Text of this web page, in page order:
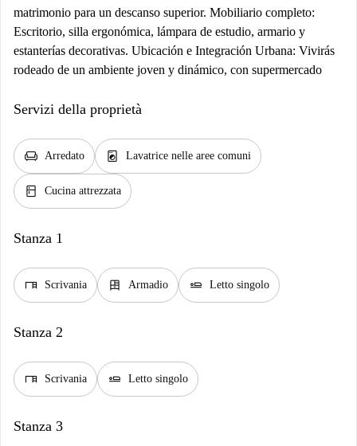
matrimonio para un descanso superior. Mobiliario completo:
Escritorio, silla ergonómica, lámpara de estudio, armario y
estanterías decorativas. Ubicación e Integración Urbana: Vivirás
rodeado de un ambiente joven y dinámico, con supermercado
Servizi della proprietà
chair Arredato local_laundry_service Lavatrice nelle aree comuni
kitchen Cucina attrezzata
Stanza 1
desk Scrivania dresser Armadio airline_seat_flat Letto singolo
Stanza 2
desk Scrivania airline_seat_flat Letto singolo
Stanza 3